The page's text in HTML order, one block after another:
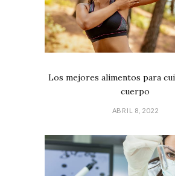
Los mejores alimentos para
cuerpo
ABRIL 8, 2022